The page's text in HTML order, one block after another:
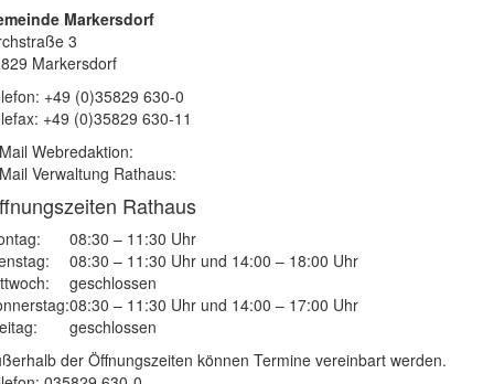
Markersdorf
3
Markersdorf
+49 (0)35829 630-0
+49 (0)35829 630-11
Webredaktion:
Verwaltung Rathaus:
Rathaus
08:30 – 11:30 Uhr
08:30 – 11:30 Uhr und 14:00 – 18:00 Uhr
geschlossen
08:30 – 11:30 Uhr und 14:00 – 17:00 Uhr
geschlossen
der Öffnungszeiten können Termine vereinbart werden.